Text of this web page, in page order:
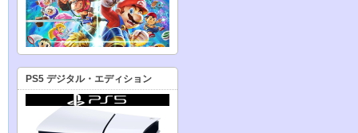
PS5 デジタル・エディション